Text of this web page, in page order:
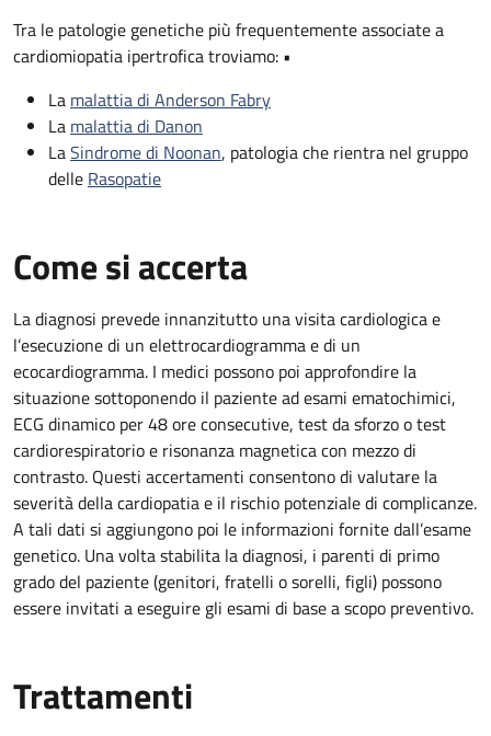
Tra le patologie genetiche più frequentemente associate a
cardiomiopatia ipertrofica troviamo: •
La malattia di Anderson Fabry
La malattia di Danon
LaSindrome di Noonan, patologia che rientra nel gruppo
delle Rasopatie
Come si accerta
La diagnosi prevede innanzitutto una visita cardiologica e
l’esecuzione di un elettrocardiogramma e di un
ecocardiogramma. I medici possono poi approfondire la
situazione sottoponendo il paziente ad esami ematochimici,
ECG dinamico per 48 ore consecutive, test da sforzo o test
cardiorespiratorio e risonanza magnetica con mezzo di
contrasto. Questi accertamenti consentono di valutare la
severità della cardiopatia e il rischio potenziale di complicanze.
A tali dati si aggiungono poi le informazioni fornite dall’esame
genetico. Una volta stabilita la diagnosi, i parenti di primo
grado del paziente (genitori, fratelli o sorelli, figli) possono
essere invitati a eseguire gli esami di base a scopo preventivo.
Trattamenti